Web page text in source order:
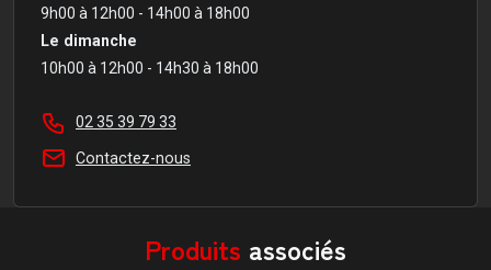
9h00 à 12h00 - 14h00 à 18h00
Le dimanche
10h00 à 12h00 - 14h30 à 18h00
02 35 39 79 33
Contactez-nous
Produits associés